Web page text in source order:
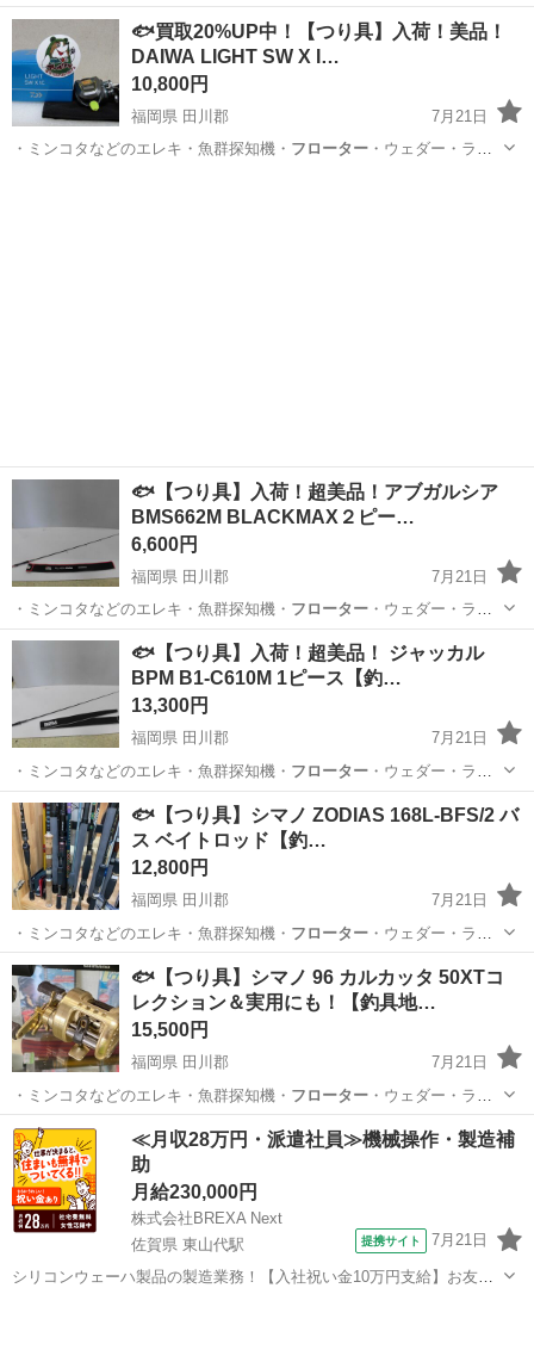
フJKT ■取…
福岡 田川郡 その他 釣具
🐟買取20%UP中！【つり具】入荷！美品！
DAIWA LIGHT SW X I…
10,800円
福岡県 田川郡
7月21日
・ミンコタなどのエレキ・魚群探知機・ フローター・ウェダー・ライ
🐟【つり具】入荷！超美品！アブガルシア
BMS662M BLACKMAX２ピー…
6,600円
福岡県 田川郡
7月21日
・ミンコタなどのエレキ・魚群探知機・ フローター・ウェダー・ライ
フJKT ■取…
福岡 田川郡 その他 釣具
🐟【つり具】入荷！超美品！ ジャッカル
BPM B1-C610M 1ピース【釣…
13,300円
福岡県 田川郡
7月21日
・ミンコタなどのエレキ・魚群探知機・ フローター・ウェダー・ライ
フJKT ■取…
福岡 田川郡 その他
🐟【つり具】シマノ ZODIAS 168L-BFS/2 バ
ス ベイトロッド【釣…
12,800円
福岡県 田川郡
7月21日
・ミンコタなどのエレキ・魚群探知機・ フローター・ウェダー・ライ
フJKT ■取…
福岡 田川郡 その他 釣具
🐟【つり具】シマノ 96 カルカッタ 50XTコ
レクション＆実用にも！【釣具地…
15,500円
福岡県 田川郡
7月21日
・ミンコタなどのエレキ・魚群探知機・ フローター・ウェダー・ライ
フJKT ■取…
福岡 田川郡 その他 釣具
≪月収28万円・派遣社員≫機械操作・製造補
助
月給230,000円
株式会社BREXA Next
佐賀県 東山代駅
提携サイト 7月21日
シリコンウェーハ製品の製造業務！【入社祝い金10万円支給】お友達